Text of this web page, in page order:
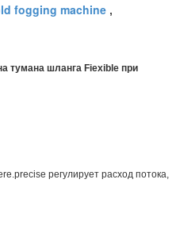
fogging machine ,
тумана шланга Fiexible при
регулирует расход потока,